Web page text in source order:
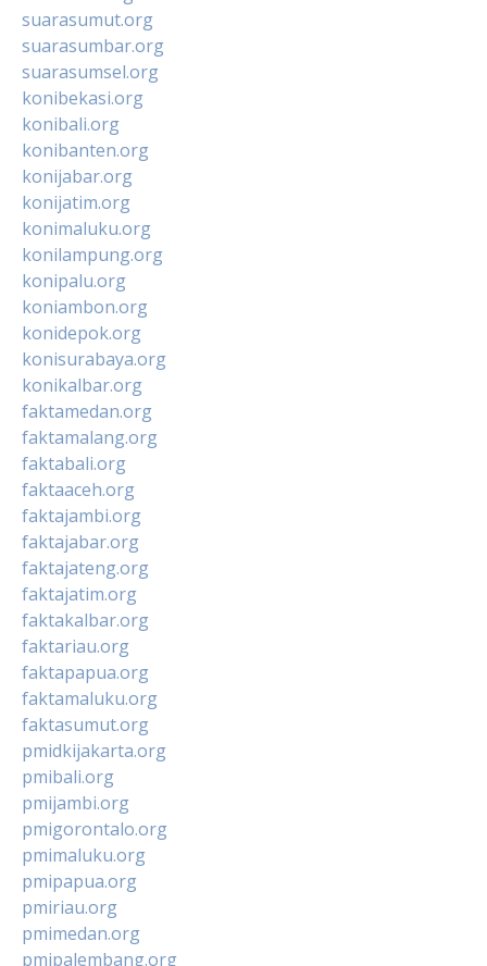
suarasumut.org
suarasumbar.org
suarasumsel.org
konibekasi.org
konibali.org
konibanten.org
konijabar.org
konijatim.org
konimaluku.org
konilampung.org
konipalu.org
koniambon.org
konidepok.org
konisurabaya.org
konikalbar.org
faktamedan.org
faktamalang.org
faktabali.org
faktaaceh.org
faktajambi.org
faktajabar.org
faktajateng.org
faktajatim.org
faktakalbar.org
faktariau.org
faktapapua.org
faktamaluku.org
faktasumut.org
pmidkijakarta.org
pmibali.org
pmijambi.org
pmigorontalo.org
pmimaluku.org
pmipapua.org
pmiriau.org
pmimedan.org
pmipalembang.org